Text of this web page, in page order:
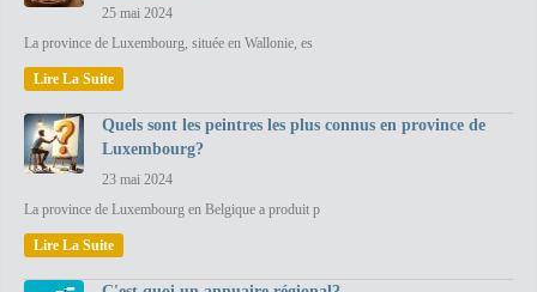
25 mai 2024
La province de Luxembourg, située en Wallonie, es
Lire La Suite
Quels sont les peintres les plus connus en province de
Luxembourg?
23 mai 2024
La province de Luxembourg en Belgique a produit p
Lire La Suite